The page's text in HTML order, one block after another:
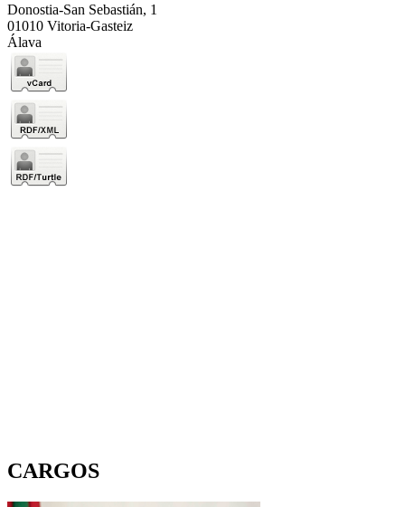
Donostia-San Sebastián, 1
01010 Vitoria-Gasteiz
Álava
CARGOS